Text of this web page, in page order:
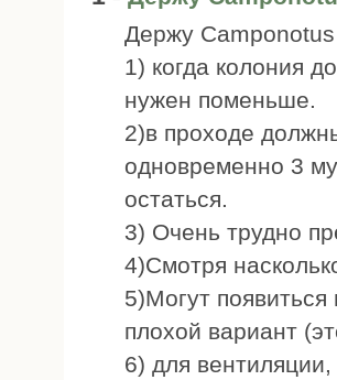
Держу
1) когда колония
нужен поменьше.
2)в проходе
одновременно 3
остаться.
3) Очень трудно
4)Смотря
5)Могут
плохой вариант
6) для